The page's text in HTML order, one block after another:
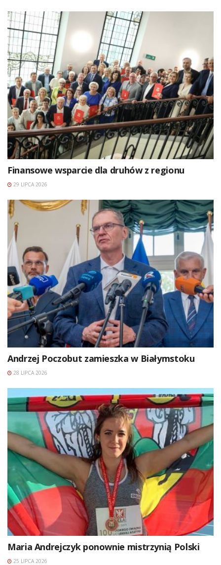
Finansowe wsparcie dla druhów z regionu
29 LIPCA 2026
Andrzej Poczobut zamieszka w Białymstoku
28 LIPCA 2026
Maria Andrejczyk ponownie mistrzynią Polski
25 LIPCA 2026